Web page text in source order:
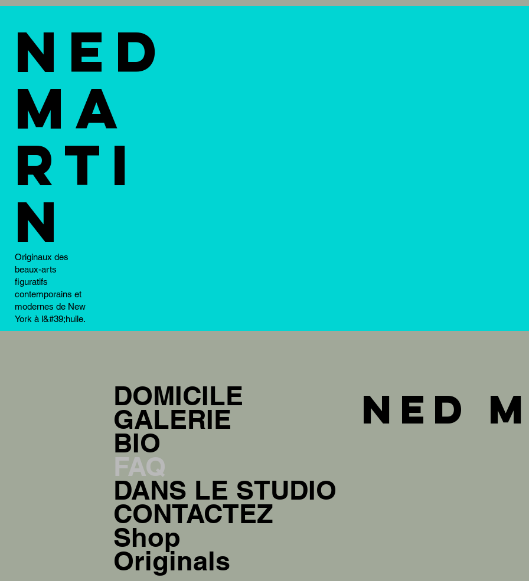
Ned
Ma
rti
n
Originaux des
beaux-arts
figuratifs
contemporains et
modernes de New
York à l&#39;huile.
DOMICILE
GALERIE
BIO
FAQ
DANS LE STUDIO
CONTACTEZ
Shop
Originals
Ned